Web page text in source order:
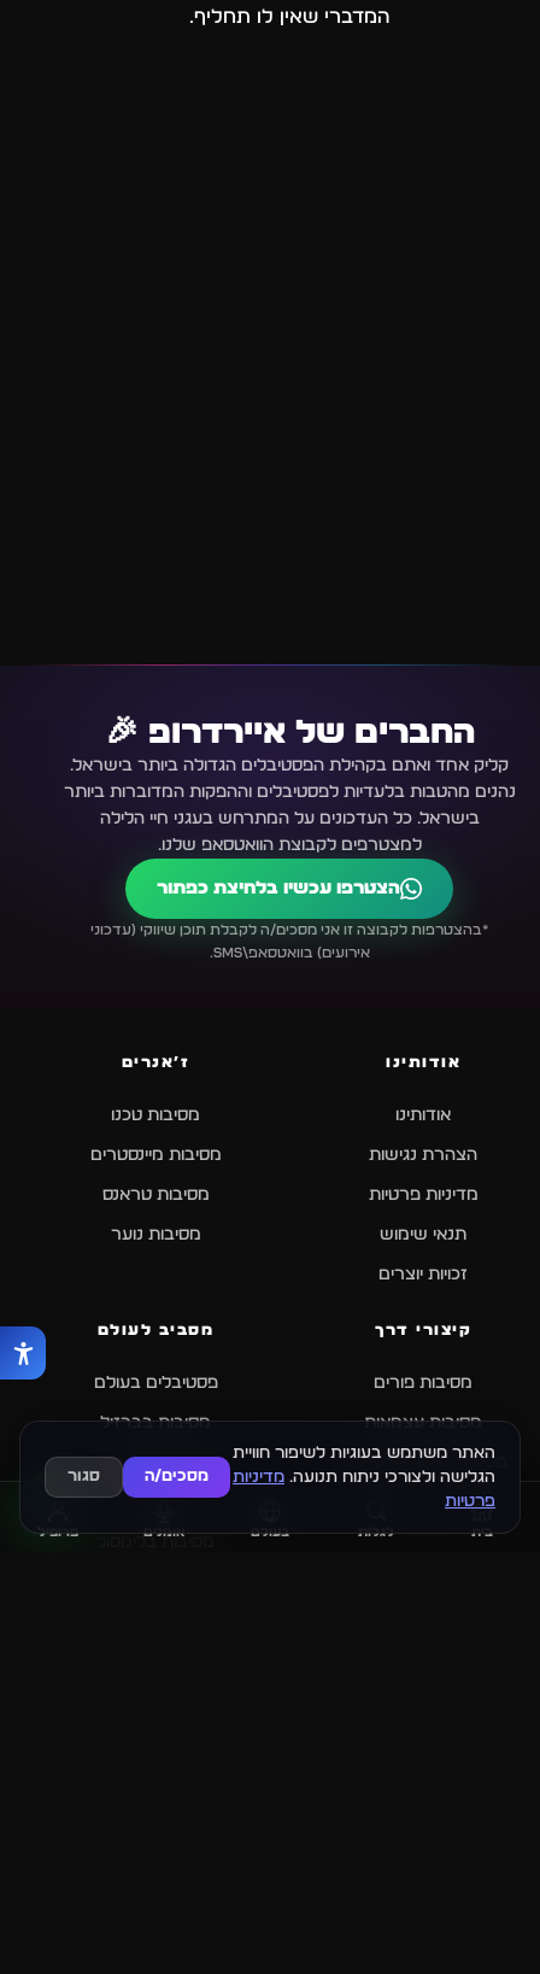
המדברי שאין לו תחליף.
החברים של איירדרופ 🎉
קליק אחד ואתם בקהילת הפסטיבלים הגדולה ביותר בישראל.
נהנים מהטבות בלעדיות לפסטיבלים וההפקות המדוברות ביותר
בישראל. כל העדכונים על המתרחש בעגני חיי הלילה
למצטרפים לקבוצת הוואטסאפ שלנו.
הצטרפו עכשיו בלחיצת כפתור
*בהצטרפות לקבוצה זו אני מסכים/ה לקבלת תוכן שיווקי (עדכוני
אירועים) בוואטסאפ\SMS.
אודותינו
אודותינו
הצהרת נגישות
מדיניות פרטיות
תנאי שימוש
זכויות יוצרים
ז׳אנרים
מסיבות טכנו
מסיבות מיינסטרים
מסיבות טראנס
מסיבות נוער
קיצורי דרך
מסיבות פורים
מסיבות עצמאות
מסיבות סילבסטר 2026
מסיבות סוכות 2026
מסביב לעולם
פסטיבלים בעולם
מסיבות בברזיל
מסיבות בקורפו
מסיבות באתונה
מסיבות בלימסול
בית לגלות בעולם אומנים פרופיל
האתר משתמש בעוגיות לשיפור חוויית
הגלישה ולצורכי ניתוח תנועה. מדיניות
פרטיות
מסכים/ה סגור